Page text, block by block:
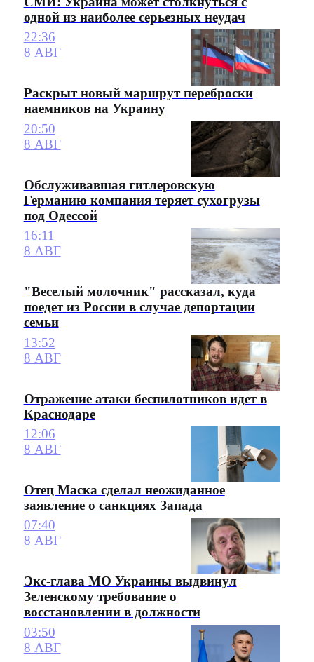
одной из наиболее серьезных неудач
22:36
8 АВГ
Раскрыт новый маршрут переброски
наемников на Украину
20:50
8 АВГ
Обслуживавшая гитлеровскую
Германию компания теряет сухогрузы
под Одессой
16:11
8 АВГ
"Веселый молочник" рассказал, куда
поедет из России в случае депортации
семьи
13:52
8 АВГ
Отражение атаки беспилотников идет в
Краснодаре
12:06
8 АВГ
Отец Маска сделал неожиданное
заявление о санкциях Запада
07:40
8 АВГ
Экс-глава МО Украины выдвинул
Зеленскому требование о
восстановлении в должности
03:50
8 АВГ